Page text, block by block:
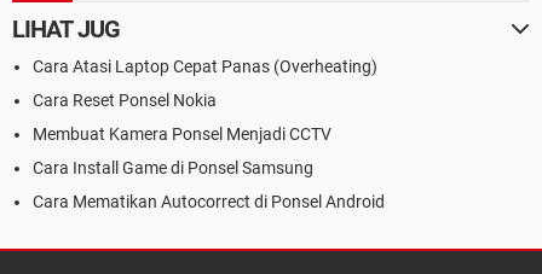
LIHAT JUG
Cara Atasi Laptop Cepat Panas (Overheating)
Cara Reset Ponsel Nokia
Membuat Kamera Ponsel Menjadi CCTV
Cara Install Game di Ponsel Samsung
Cara Mematikan Autocorrect di Ponsel Android